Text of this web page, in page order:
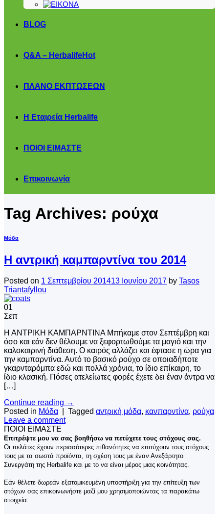
BLOG
Q&A – Herbalife
ΠΛΑΝΟ ΕΚΠΤΩΣΕΩΝ
Η Εταιρεία Herbalife
ΠΟΙΟΙ ΕΙΜΑΣΤΕ
Επικοινωνία
Tag Archives: ρούχα
Μόδα
Η αντρική καμπαρντίνα του 2014
Posted on 1 Σεπτεμβρίου 201413 Ιουνίου 2017 by Tasos
Triantafyllou
01
Σεπ
Η ΑΝΤΡΙΚΗ ΚΑΜΠΑΡΝΤΙΝΑ Μπήκαμε στον Σεπτέμβρη και
όσο και εάν δεν θέλουμε να ξεφορτωθούμε τα μαγιό και την
καλοκαιρινή διάθεση. Ο καιρός αλλάζει και έφτασε η ώρα για
την καμπαρντίνα. Αυτό το βασικό ρούχο σε οποιαδήποτε
γκαρνταρόμπα εδώ και πολλά χρόνια, το ίδιο επίκαιρη, το
ίδιο κλασική. Πόσες ατελείωτες φορές έχετε δει έναν άντρα να
[…]
Continue reading →
Posted in Μόδα Tagged αντρική μόδα, κανπαρντίνα, ρούχα
Leave a comment
ΠΟΙΟΙ ΕΙΜΑΣΤΕ
Επιτρέψτε μου να σας βοηθήσω να πετύχετε τους στόχους σας.
Οι πελάτες έχουν περισσότερες πιθανότητες να επιτύχουν τους στόχους
τους με τα σωστά προϊόντα, τη σχέση τους με έναν Ανεξάρτητο
Συνεργάτη της Herbalife και με το να είναι μέρος μιας κοινότητας.
Εάν θέλετε δωρεάν εξατομικευμένη υποστήριξη για την επίτευξη των
στόχων σας επικοινωνήστε μαζί μου χρησιμοποιώντας τα παρακάτω
στοιχεία: